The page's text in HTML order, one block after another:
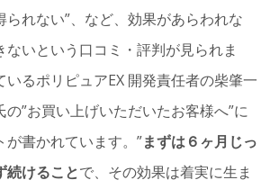
られない”、など、効果があらわれな
ないという口コミ・評判が見られま
るポリピュアEX 開発責任者の柴肇一
の”お買い上げいただいたお客様へ”に
が書かれています。”まずは６ヶ月じっ
続けることで、その効果は着実に生ま